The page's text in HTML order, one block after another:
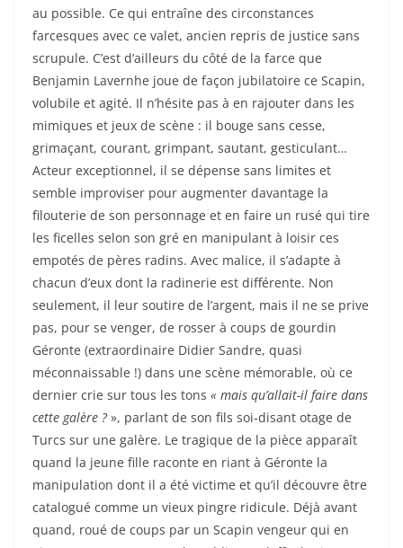
au possible. Ce qui entraîne des circonstances
farcesques avec ce valet, ancien repris de justice sans
scrupule. C’est d’ailleurs du côté de la farce que
Benjamin Lavernhe joue de façon jubilatoire ce Scapin,
volubile et agité. Il n’hésite pas à en rajouter dans les
mimiques et jeux de scène : il bouge sans cesse,
grimaçant, courant, grimpant, sautant, gesticulant…
Acteur exceptionnel, il se dépense sans limites et
semble improviser pour augmenter davantage la
filouterie de son personnage et en faire un rusé qui tire
les ficelles selon son gré en manipulant à loisir ces
empotés de pères radins. Avec malice, il s’adapte à
chacun d’eux dont la radinerie est différente. Non
seulement, il leur soutire de l’argent, mais il ne se prive
pas, pour se venger, de rosser à coups de gourdin
Géronte (extraordinaire Didier Sandre, quasi
méconnaissable !) dans une scène mémorable, où ce
dernier crie sur tous les tons « mais qu’allait-il faire dans
cette galère ?», parlant de son fils soi-disant otage de
Turcs sur une galère. Le tragique de la pièce apparaît
quand la jeune fille raconte en riant à Géronte la
manipulation dont il a été victime et qu’il découvre être
catalogué comme un vieux pingre ridicule. Déjà avant
quand, roué de coups par un Scapin vengeur qui en